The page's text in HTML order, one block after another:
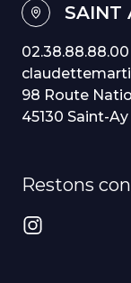
SAINT
02.38.88.88.00
98 Route
45130 Saint-Ay
Restons